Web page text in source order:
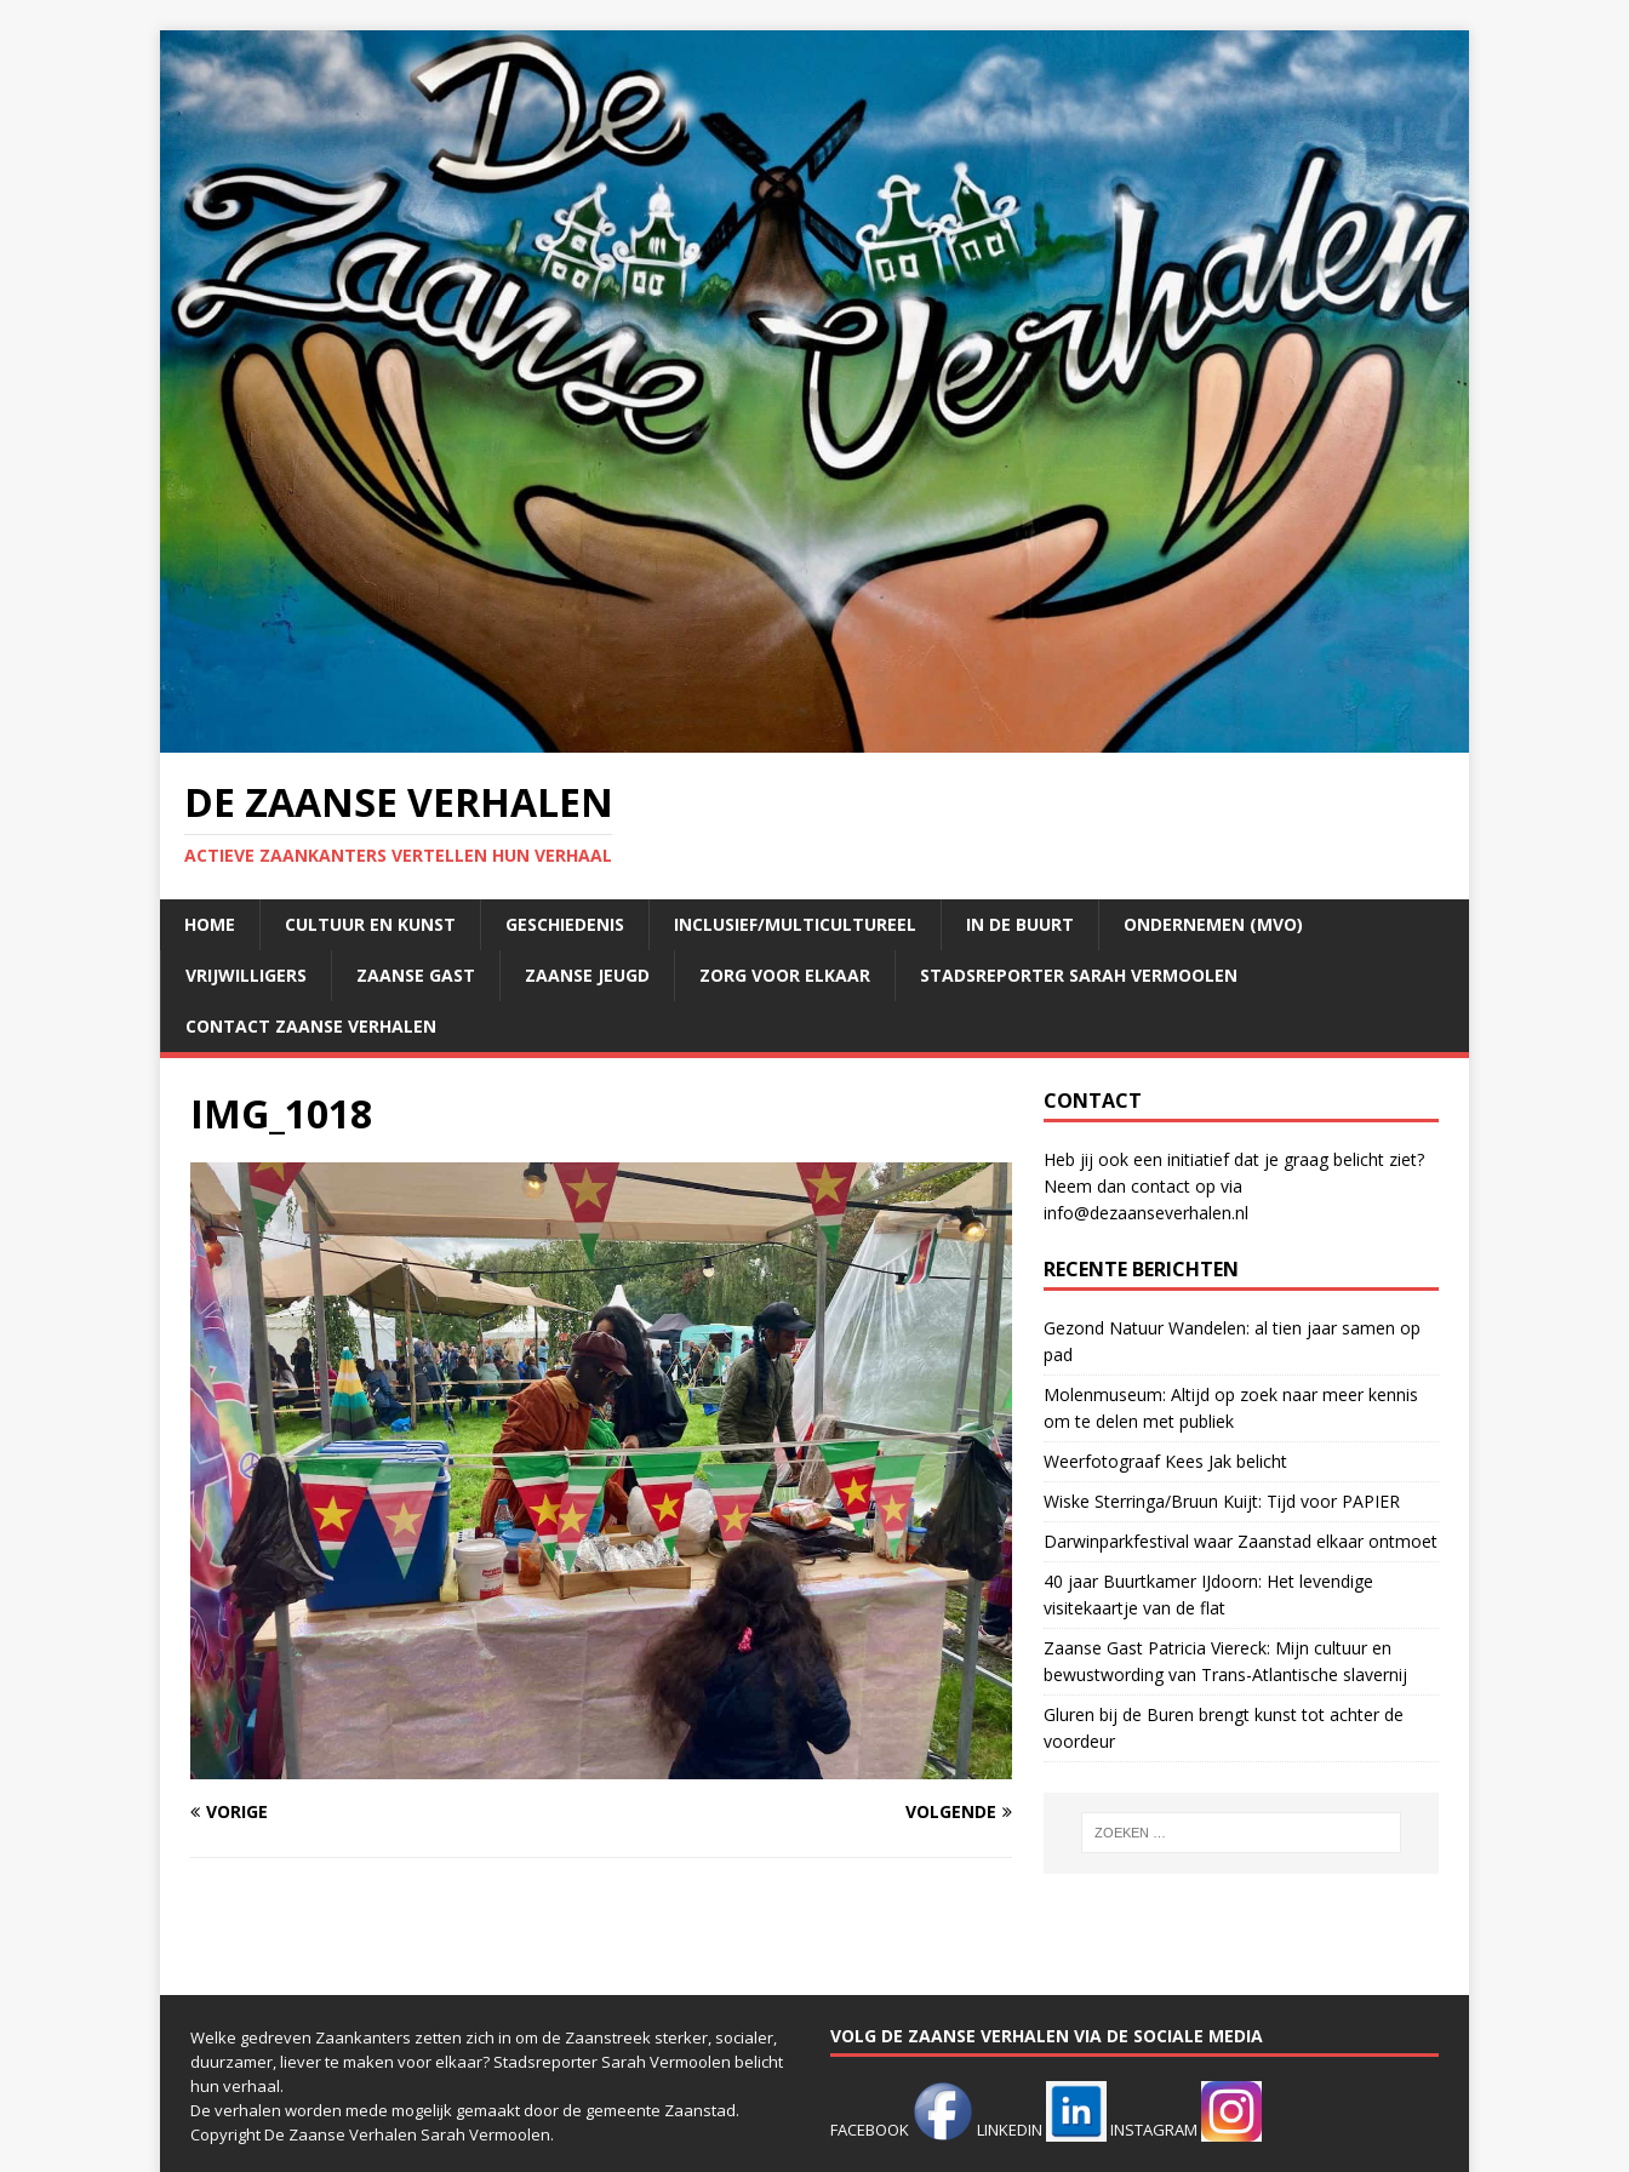
DE ZAANSE VERHALEN
ACTIEVE ZAANKANTERS VERTELLEN HUN VERHAAL
HOME CULTUUR EN KUNST GESCHIEDENIS INCLUSIEF/MULTICULTUREEL IN DE BUURT ONDERNEMEN (MVO)
VRIJWILLIGERS ZAANSE GAST ZAANSE JEUGD ZORG VOOR ELKAAR STADSREPORTER SARAH VERMOOLEN
CONTACT ZAANSE VERHALEN
IMG_1018
VORIGE VOLGENDE
CONTACT
Heb jij ook een initiatief dat je graag belicht ziet?
Neem dan contact op via
info@dezaanseverhalen.nl
RECENTE BERICHTEN
Gezond Natuur Wandelen: al tien jaar samen op
pad
Molenmuseum: Altijd op zoek naar meer kennis
om te delen met publiek
Weerfotograaf Kees Jak belicht
Wiske Sterringa/Bruun Kuijt: Tijd voor PAPIER
Darwinparkfestival waar Zaanstad elkaar ontmoet
40 jaar Buurtkamer IJdoorn: Het levendige
visitekaartje van de flat
Zaanse Gast Patricia Viereck: Mijn cultuur en
bewustwording van Trans-Atlantische slavernij
Gluren bij de Buren brengt kunst tot achter de
voordeur
Welke gedreven Zaankanters zetten zich in om de Zaanstreek sterker, socialer,
duurzamer, liever te maken voor elkaar? Stadsreporter Sarah Vermoolen belicht
hun verhaal.
De verhalen worden mede mogelijk gemaakt door de gemeente Zaanstad.
Copyright De Zaanse Verhalen Sarah Vermoolen.
VOLG DE ZAANSE VERHALEN VIA DE SOCIALE MEDIA
FACEBOOK LINKEDIN INSTAGRAM